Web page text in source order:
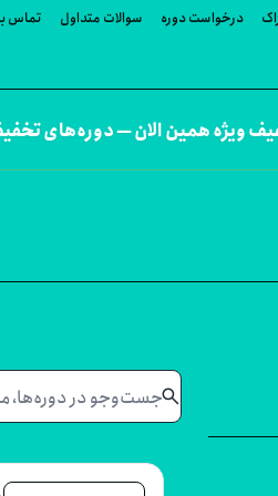
درخواست دوره سوالات متداول تماس
ویژه همین الان — دوره‌های
search